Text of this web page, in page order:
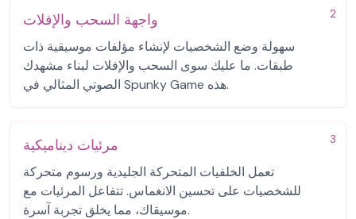
2 واجهة السحب والإفلات
سهولة وضع الشخصيات لإنشاء مؤلفات موسيقية ذات
طبقات. ما عليك سوى السحب والإفلات لبناء مشهدك
الصوتي المثالي في Spunky Game هذه.
3 مرئيات ديناميكية
تعمل الخلفيات المتحركة الجليدية ورسوم متحركة
للشخصيات على تحسين الانغماس. تتفاعل المرئيات مع
موسيقاك، مما يخلق تجربة آسرة.